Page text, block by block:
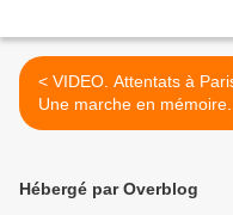
< VIDEO. Attentats à Paris:
Une marche en mémoire...
Hébergé par Overblog